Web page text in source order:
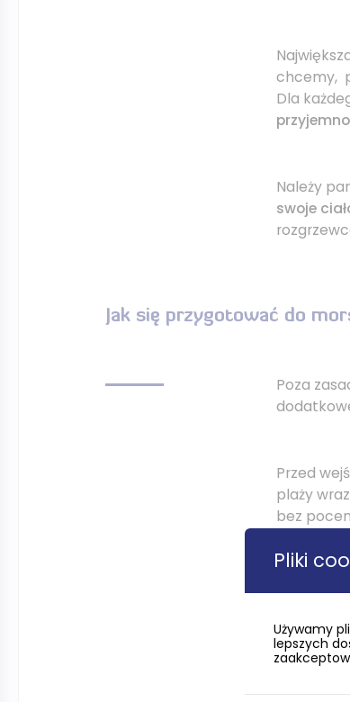
chcemy,
Dla
Należy
swoje
Jak się przygotować do
Poza
Przed
plaży
bez
taka
odbytych
kąpieli
Pliki
Używamy
lepszych